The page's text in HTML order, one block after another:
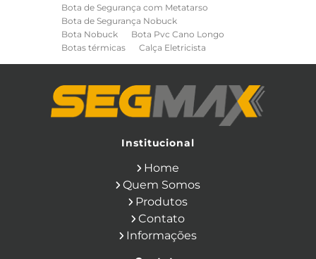
Bota de Segurança com Metatarso
Bota de Segurança Nobuck
Bota Nobuck
Bota Pvc Cano Longo
Botas térmicas
Calça Eletricista
Capa de Chuva
Cinto de Segurança para Eletricista
Cinto de Seguranca Paraquedista
Cone de Sinalização
Equipamentos de Construcao Civil
Ferramentas Eletricas
Ferramentas Isoladas
Ferramentas Manuais para Construção
Filtro para Respirador
Japona Térmica para Câmara Fria
Luva de Cobertura
Luva Isolante
Institucional
Home
Quem Somos
Produtos
Contato
Informações